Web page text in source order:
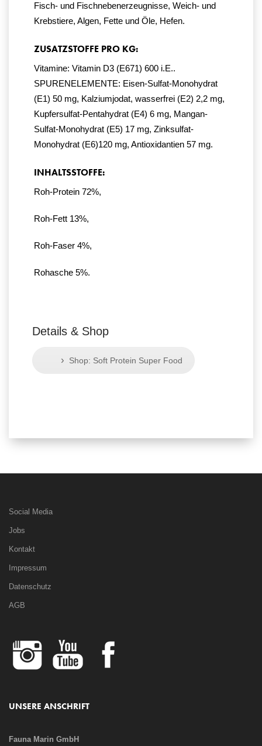
Fisch- und Fischnebenerzeugnisse, Weich- und
Krebstiere, Algen, Fette und Öle, Hefen.
ZUSATZSTOFFE PRO KG:
Vitamine: Vitamin D3 (E671) 600 i.E..
SPURENELEMENTE: Eisen-Sulfat-Monohydrat
(E1) 50 mg, Kalziumjodat, wasserfrei (E2) 2,2 mg,
Kupfersulfat-Pentahydrat (E4) 6 mg, Mangan-
Sulfat-Monohydrat (E5) 17 mg, Zinksulfat-
Monohydrat (E6)120 mg, Antioxidantien 57 mg.
INHALTSSTOFFE:
Roh-Protein 72%,
Roh-Fett 13%,
Roh-Faser 4%,
Rohasche 5%.
Details & Shop
› Shop: Soft Protein Super Food
Social Media
Jobs
Kontakt
Impressum
Datenschutz
AGB
UNSERE ANSCHRIFT
Fauna Marin GmbH